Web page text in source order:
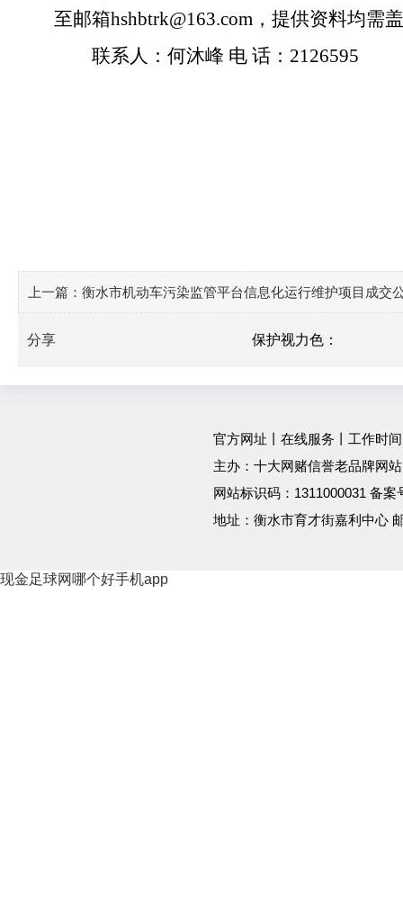
至邮箱hshbtrk@163.com ， 提供资料均需
联系人： 何沐峰 电 话： 2126595
上一篇： 衡水市机动车污染监管平台信息化运行维护项目成交
保护视力色：
分享
官方网址 在线服务 丨工作时
主办：十大网赌信誉老品牌网
网站标识码：1311000031 备案
地址：衡水市育才街嘉利中心
现金足球网哪个好手机app